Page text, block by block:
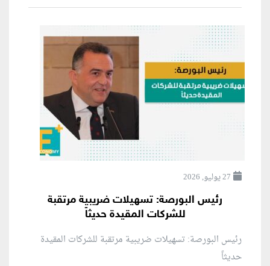
27 يوليو, 2026
رئيس البورصة: تسهيلات ضريبية مرتقبة
للشركات المقيدة حديثاً
رئيس البورصة: تسهيلات ضريبية مرتقبة للشركات المقيدة
حديثاً